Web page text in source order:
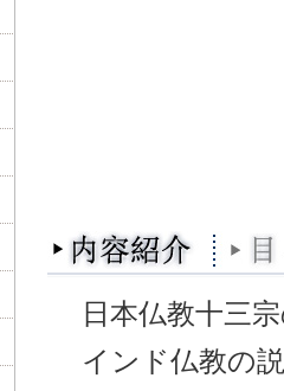
日本仏教十三宗
インド仏教の